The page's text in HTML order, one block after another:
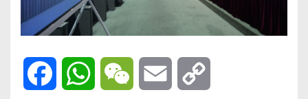
Facebook WhatsAppWeChat Email